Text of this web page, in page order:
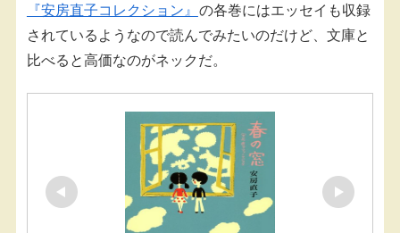
『安房直子コレクション』 の各巻にはエッセイも収録
されているようなので読んでみたいのだけど、文庫と
比べると高価なのがネックだ。